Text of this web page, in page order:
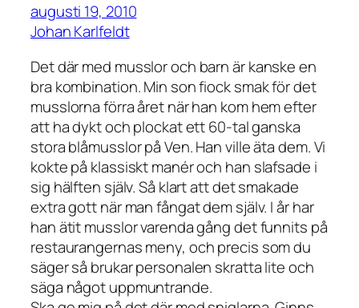
augusti 19, 2010
Johan Karlfeldt
Det där med musslor och barn är kanske en
bra kombination. Min son fiock smak för det
musslorna förra året när han kom hem efter
att ha dykt och plockat ett 60-tal ganska
stora blåmusslor på Ven. Han ville äta dem. Vi
kokte på klassiskt manér och han slafsade i
sig hälften själv. Så klart att det smakade
extra gott när man fångat dem själv. I år har
han ätit musslor varenda gång det funnits på
restaurangernas meny, och precis som du
säger så brukar personalen skratta lite och
säga något uppmuntrande.